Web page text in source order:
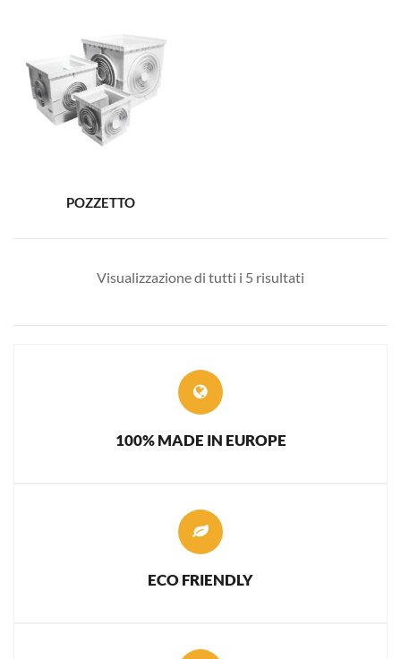
POZZETTO
Visualizzazione di tutti i 5 risultati
100% MADE IN EUROPE
ECO FRIENDLY